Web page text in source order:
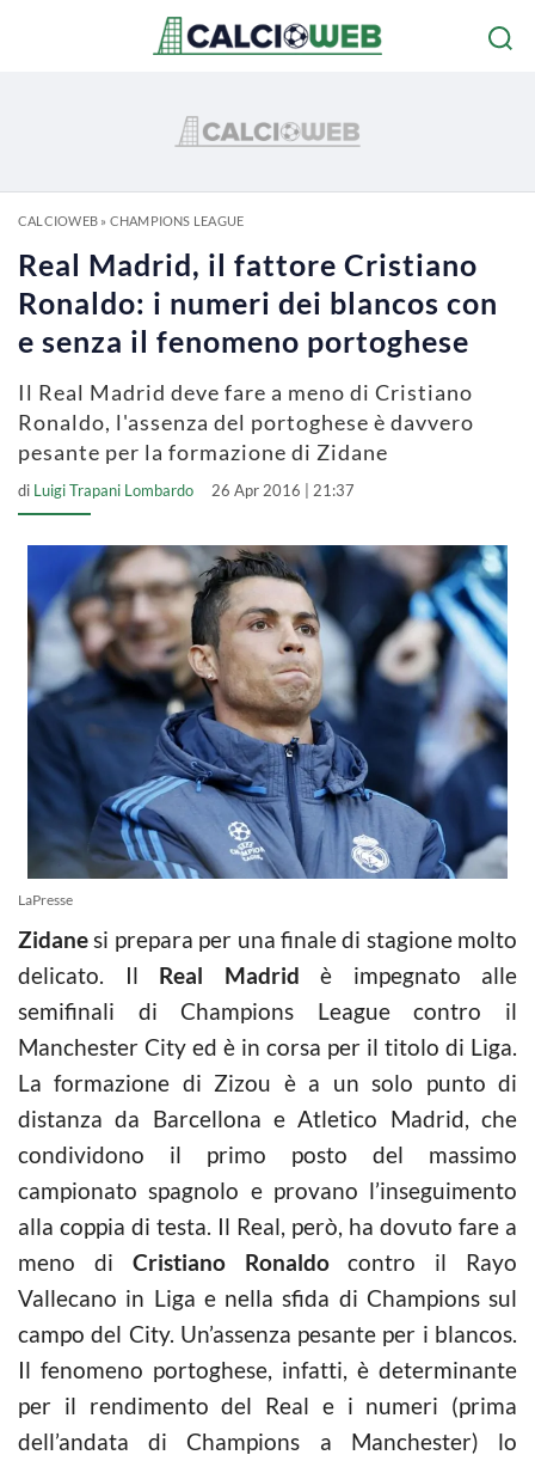
CALCIOWEB» CHAMPIONS LEAGUE
Real Madrid, il fattore Cristiano
Ronaldo: i numeri dei blancos con
e senza il fenomeno portoghese
Il Real Madrid deve fare a meno di Cristiano
Ronaldo, l'assenza del portoghese è davvero
pesante per la formazione di Zidane
di Luigi Trapani Lombardo 26 Apr 2016 | 21:37
LaPresse
Zidanesi prepara per una finale di stagione molto
delicato. Il Real Madrid è impegnato alle
semifinali di Champions League contro il
Manchester City ed è in corsa per il titolo di Liga.
La formazione di Zizou è a un solo punto di
distanza da Barcellona e Atletico Madrid, che
condividono il primo posto del massimo
campionato spagnolo e provano l’inseguimento
alla coppia di testa. Il Real, però, ha dovuto fare a
meno di Cristiano Ronaldocontro il Rayo
Vallecano in Liga e nella sfida di Champions sul
campo del City. Un’assenza pesante per i blancos.
Il fenomeno portoghese, infatti, è determinante
per il rendimento del Real e i numeri (prima
dell’andata di Champions a Manchester) lo